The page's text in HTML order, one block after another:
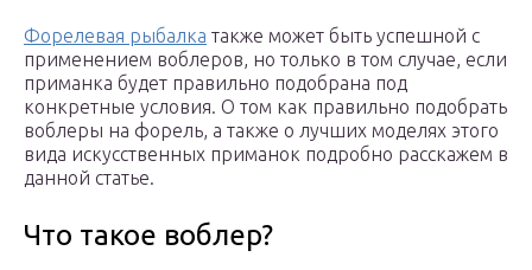
Форелевая рыбалка также может быть успешной с
применением воблеров, но только в том случае, если
приманка будет правильно подобрана под
конкретные условия. О том как правильно подобрать
воблеры на форель, а также о лучших моделях этого
вида искусственных приманок подробно расскажем в
данной статье.
Что такое воблер?